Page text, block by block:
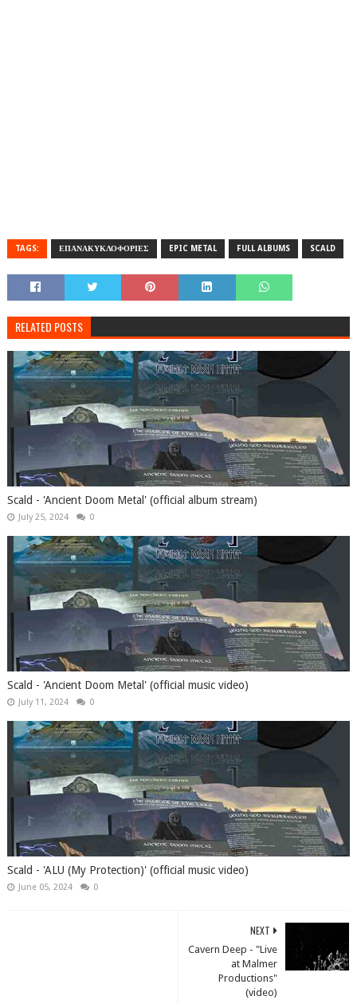
TAGS: ΕΠΑΝΑΚΥΚΛΟΦΟΡΙΕΣ EPIC METAL FULL ALBUMS SCALD
RELATED POSTS
Scald - 'Ancient Doom Metal' (official album stream)
July 25, 2024 0
Scald - 'Ancient Doom Metal' (official music video)
July 11, 2024 0
Scald - 'ALU (My Protection)' (official music video)
June 05, 2024 0
NEXT
Cavern Deep - "Live
at Malmer
Productions"
(video)